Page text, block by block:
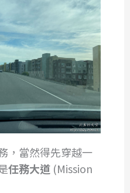
，當然得先穿越一
任務大道(Mission